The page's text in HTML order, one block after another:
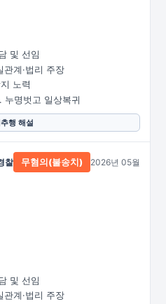
및 선임
관계·법리 주장
노력
누명벗고 일상복귀
행 해설
찰 무혐의(불송치) 2026년 05월
및 선임
관계·법리 주장